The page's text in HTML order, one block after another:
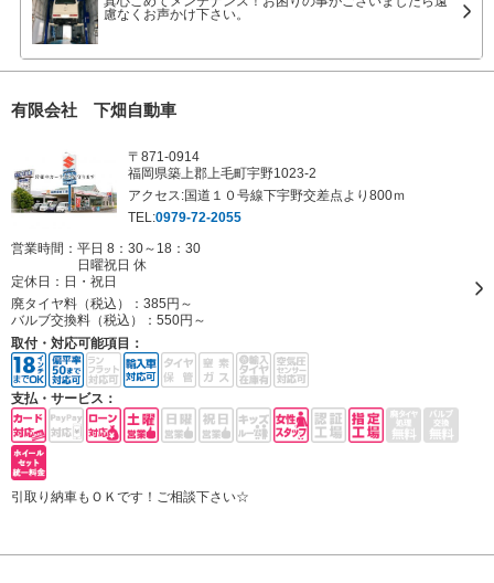
慮なくお声かけ下さい。
有限会社 下畑自動車
〒871-0914
福岡県築上郡上毛町宇野1023-2
アクセス:国道１０号線下宇野交差点より800ｍ
TEL:0979-72-2055
営業時間：平日 8：30～18：30
日曜祝日 休
定休日： 日・祝日
廃タイヤ料（税込）： 385円～
バルブ交換料（税込）： 550円～
取付・対応可能項目：
支払・サービス：
引取り納車もＯＫです！ご相談下さい☆